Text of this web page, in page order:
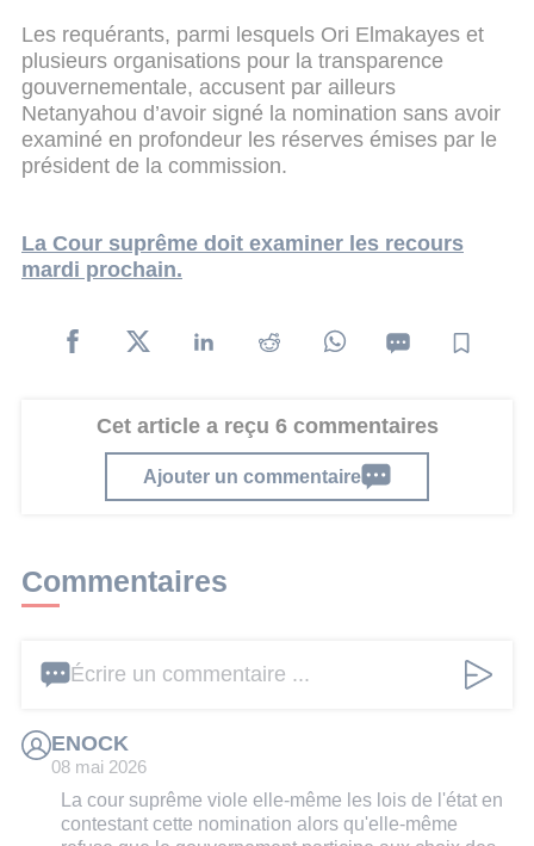
Les requérants, parmi lesquels Ori Elmakayes et
plusieurs organisations pour la transparence
gouvernementale, accusent par ailleurs
Netanyahou d’avoir signé la nomination sans avoir
examiné en profondeur les réserves émises par le
président de la commission.
La Cour suprême doit examiner les recours
mardi prochain.
Cet article a reçu 6 commentaires
Ajouter un commentaire
Commentaires
Écrire un commentaire ...
ENOCK
08 mai 2026
La cour suprême viole elle-même les lois de l'état en
contestant cette nomination alors qu'elle-même